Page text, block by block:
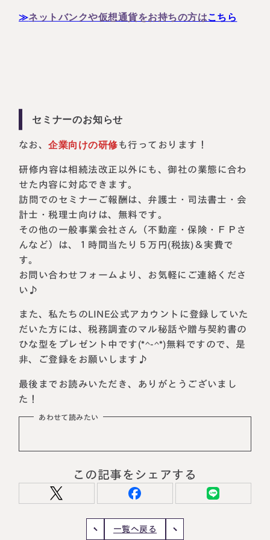
≫ネットバンクや仮想通貨をお持ちの方はこちら
セミナーのお知らせ
なお、企業向けの研修も行っております！
研修内容は相続法改正以外にも、御社の業態に合わ
せた内容に対応できます。
訪問でのセミナーご報酬は、弁護士・司法書士・会
計士・税理士向けは、無料です。
その他の一般事業会社さん（不動産・保険・ＦＰさ
んなど）は、１時間当たり５万円(税抜)＆実費で
す。
お問い合わせフォームより、お気軽にご連絡くださ
い♪
また、私たちのLINE公式アカウントに登録していた
だいた方には、税務調査のマル秘話や贈与契約書の
ひな型をプレゼント中です(*^-^*)無料ですので、是
非、ご登録をお願いします♪
最後までお読みいただき、ありがとうございまし
た！
あわせて読みたい
この記事をシェアする
一覧へ戻る